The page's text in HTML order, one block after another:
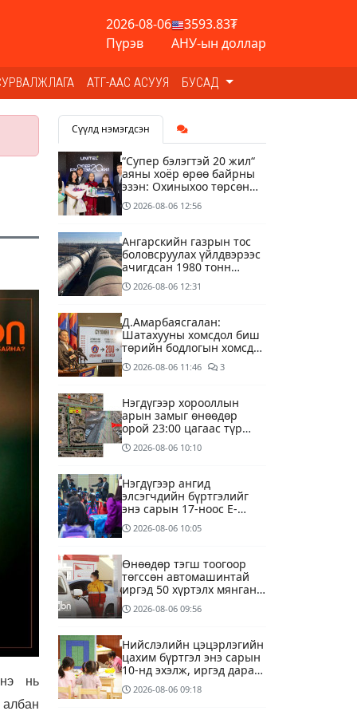
2026-08-06
Пүрэв
3593.83₮
АНУ-ын доллар
АТГ-ААС АСУУЯ БУСАД
нь
Сүүлд нэмэгдсэн
“Супер бэлэгтэй 20 жил“
аяны хоёр өрөө байрны
эзэн: Охиныхоо төрсөн
өдрөөр байртай болно
гэдэг хамгийн том аз
2026-08-06 12:56
Ангарскийн газрын тос
боловсруулах үйлдвэрээс
ачигдсан 1980 тонн
АИ-92 автобензин
өнөөдөр Монгол Улсын
2026-08-06 12:31
Д.Амарбаясгалан:
Шатахууны хомсдол биш
төрийн бодлогын хомсдол
үүсээд байна
2026-08-06 11:46 3
Нэгдүгээр хорооллын
арын замыг өнөөдөр
орой 23:00 цагаас түр
хааж, борооны ус
зайлуулах шугамын
2026-08-06 10:10
Нэгдүгээр ангид
элсэгчдийн бүртгэлийг
энэ сарын 17-ноос E-
Mongolia системээр
зохион байгуулна
2026-08-06 10:05
Өнөөдөр тэгш тоогоор
төгссөн автомашинтай
иргэд 50 хүртэлх мянган
төгрөгөнд БЕНЗИН авна
2026-08-06 09:56
Нийслэлийн цэцэрлэгийн
цахим бүртгэл энэ сарын
10-нд эхэлж, иргэд дараах
зүйлсийг анхаарах
шаардлагатай
2026-08-06 09:18